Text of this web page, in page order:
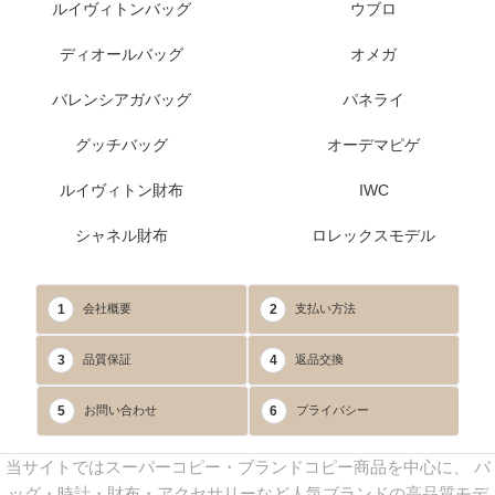
ルイヴィトンバッグ
ディオールバッグ
バレンシアガバッグ
グッチバッグ
ルイヴィトン財布
シャネル財布
ウブロ
オメガ
パネライ
オーデマピゲ
IWC
ロレックスモデル
1 会社概要 2 支払い方法
3 品質保証 4 返品交換
5 お問い合わせ 6 プライバシー
当サイトではスーパーコピー・ブランドコピー商品を中心に、 バ